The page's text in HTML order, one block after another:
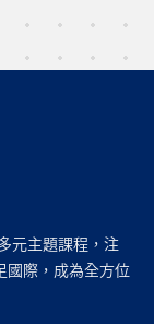
元主題課程，注
國際，成為全方位